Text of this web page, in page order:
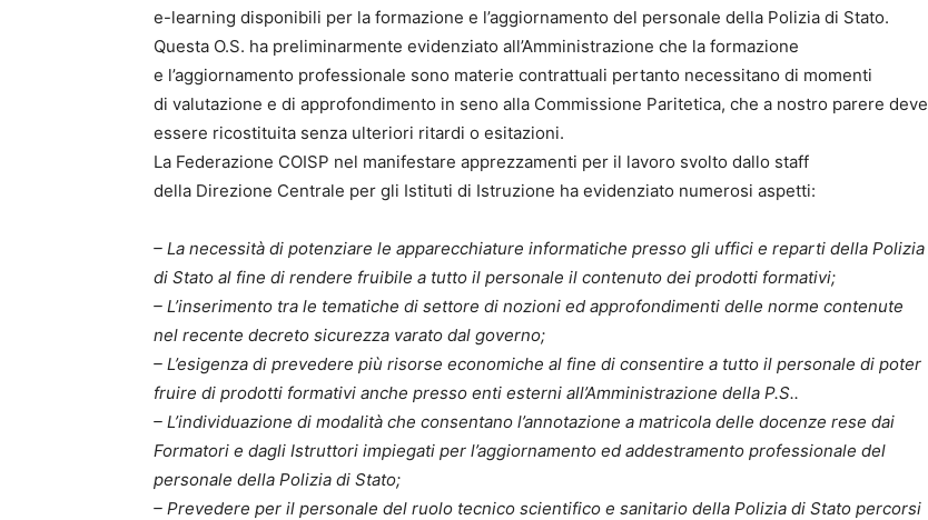
e-learning disponibili per la formazione e l’aggiornamento del personale della Polizia di Stato.
Questa O.S. ha preliminarmente evidenziato all’Amministrazione che la formazione
e l’aggiornamento professionale sono materie contrattuali pertanto necessitano di momenti
di valutazione e di approfondimento in seno alla Commissione Paritetica, che a nostro parere deve
essere ricostituita senza ulteriori ritardi o esitazioni.
La Federazione COISP nel manifestare apprezzamenti per il lavoro svolto dallo staff
della Direzione Centrale per gli Istituti di Istruzione ha evidenziato numerosi aspetti:
– La necessità di potenziare le apparecchiature informatiche presso gli uffici e reparti della Polizia
di Stato al fine di rendere fruibile a tutto il personale il contenuto dei prodotti formativi;
– L’inserimento tra le tematiche di settore di nozioni ed approfondimenti delle norme contenute
nel recente decreto sicurezza varato dal governo;
– L’esigenza di prevedere più risorse economiche al fine di consentire a tutto il personale di poter
fruire di prodotti formativi anche presso enti esterni all’Amministrazione della P.S..
– L’individuazione di modalità che consentano l’annotazione a matricola delle docenze rese dai
Formatori e dagli Istruttori impiegati per l’aggiornamento ed addestramento professionale del
personale della Polizia di Stato;
– Prevedere per il personale del ruolo tecnico scientifico e sanitario della Polizia di Stato percorsi